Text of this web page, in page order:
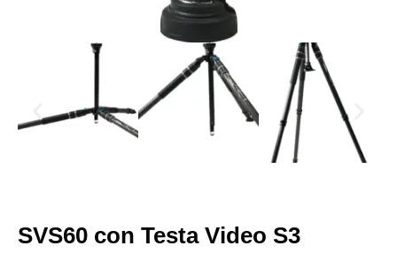
SVS60 con Testa Video S3